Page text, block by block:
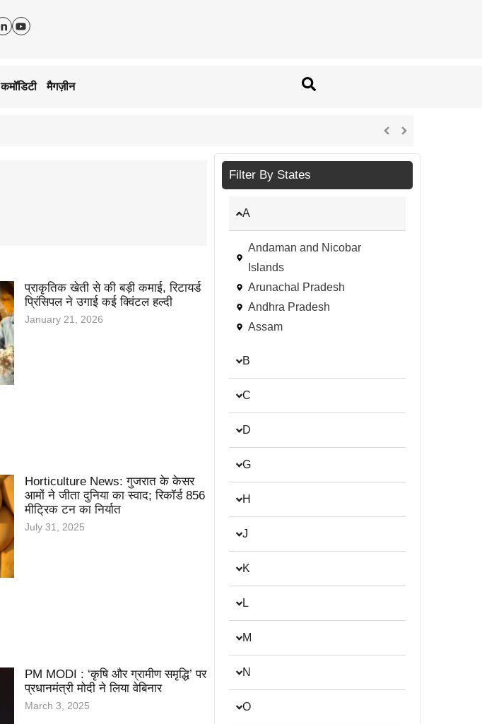
कमॉडिटी मैगज़ीन
प्राकृतिक खेती से की बड़ी कमाई, रिटायर्ड
प्रिंसिपल ने उगाई कई क्विंटल हल्दी
January 21, 2026
Horticulture News: गुजरात के केसर
आमों ने जीता दुनिया का स्वाद; रिकॉर्ड 856
मीट्रिक टन का निर्यात
July 31, 2025
PM MODI : ‘कृषि और ग्रामीण समृद्धि’ पर
प्रधानमंत्री मोदी ने लिया वेबिनार
March 3, 2025
Filter By States
A
Andaman and Nicobar
Islands
Arunachal Pradesh
Andhra Pradesh
Assam
B
C
D
G
H
J
K
L
M
N
O